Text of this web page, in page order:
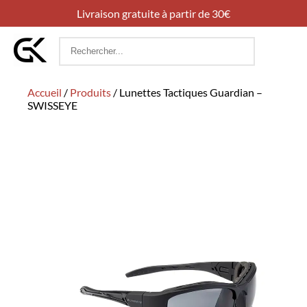
Livraison gratuite à partir de 30€
Rechercher
Accueil / Produits / Lunettes Tactiques Guardian –
SWISSEYE